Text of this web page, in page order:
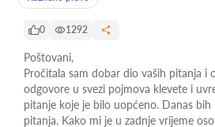
0 1292
Poštovani,
Pročitala sam dobar dio vaših pitanja i
odgovore u svezi pojmova klevete i
pitanje koje je bilo uopćeno. Danas
pitanja. Kako mi je u zadnje vrijeme